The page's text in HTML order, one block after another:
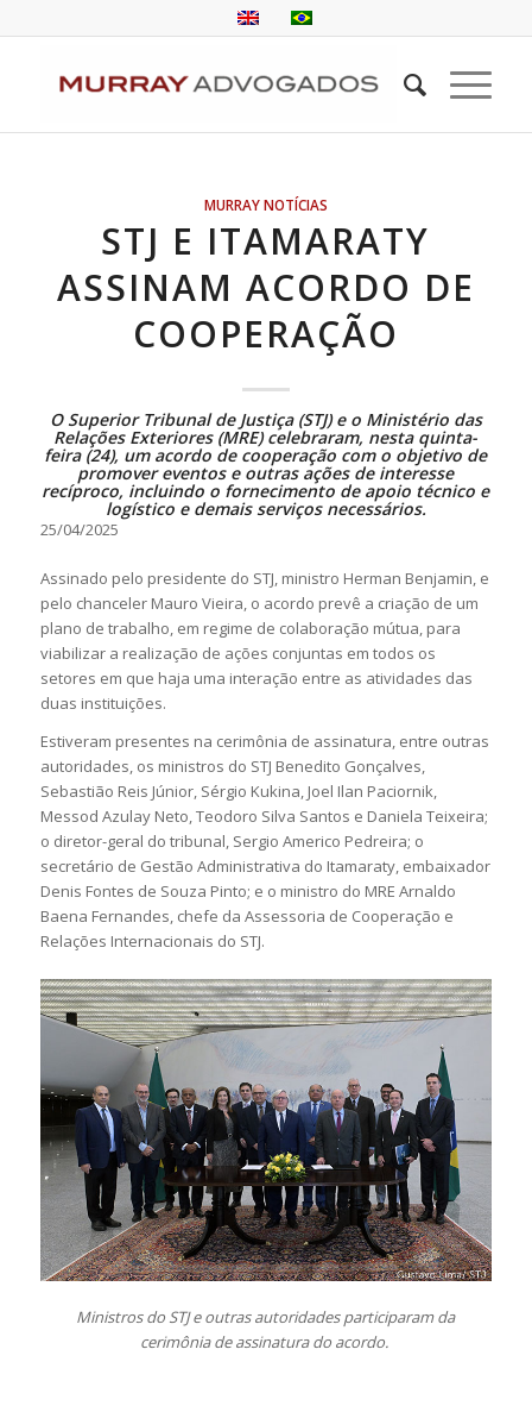
MURRAY NOTÍCIAS
STJ E ITAMARATY
ASSINAM ACORDO DE
COOPERAÇÃO
O Superior Tribunal de Justiça (STJ) e o Ministério das
Relações Exteriores (MRE) celebraram, nesta quinta-
feira (24), um acordo de cooperação com o objetivo de
promover eventos e outras ações de interesse
recíproco, incluindo o fornecimento de apoio técnico e
logístico e demais serviços necessários.
25/04/2025
Assinado pelo presidente do STJ, ministro Herman Benjamin, e
pelo chanceler Mauro Vieira, o acordo prevê a criação de um
plano de trabalho, em regime de colaboração mútua, para
viabilizar a realização de ações conjuntas em todos os
setores em que haja uma interação entre as atividades das
duas instituições.
Estiveram presentes na cerimônia de assinatura, entre outras
autoridades, os ministros do STJ Benedito Gonçalves,
Sebastião Reis Júnior, Sérgio Kukina, Joel Ilan Paciornik,
Messod Azulay Neto, Teodoro Silva Santos e Daniela Teixeira;
o diretor-geral do tribunal, Sergio Americo Pedreira; o
secretário de Gestão Administrativa do Itamaraty, embaixador
Denis Fontes de Souza Pinto; e o ministro do MRE Arnaldo
Baena Fernandes, chefe da Assessoria de Cooperação e
Relações Internacionais do STJ.​​​​​​​​​
Ministros do STJ e outras autoridades participaram da
cerimônia de assinatura do acordo.​